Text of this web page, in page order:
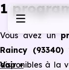
1
Vous avez un
Raincy (93340)
disponibles à la
Voir +